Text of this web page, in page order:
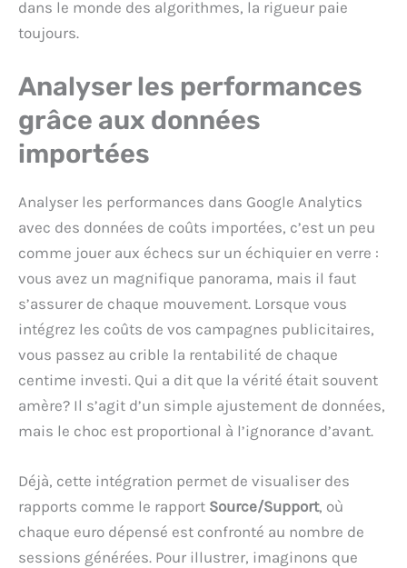
dans le monde des algorithmes, la rigueur paie
toujours.
Analyser les performances
grâce aux données
importées
Analyser les performances dans Google Analytics
avec des données de coûts importées, c’est un peu
comme jouer aux échecs sur un échiquier en verre :
vous avez un magnifique panorama, mais il faut
s’assurer de chaque mouvement. Lorsque vous
intégrez les coûts de vos campagnes publicitaires,
vous passez au crible la rentabilité de chaque
centime investi. Qui a dit que la vérité était souvent
amère? Il s’agit d’un simple ajustement de données,
mais le choc est proportional à l’ignorance d’avant.
Déjà, cette intégration permet de visualiser des
rapports comme le rapport Source/Support, où
chaque euro dépensé est confronté au nombre de
sessions générées. Pour illustrer, imaginons que